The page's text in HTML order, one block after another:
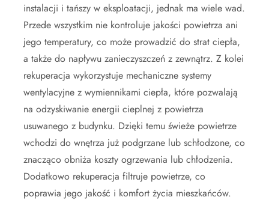
instalacji i tańszy w eksploatacji, jednak ma wiele wad.
Przede wszystkim nie kontroluje jakości powietrza ani
jego temperatury, co może prowadzić do strat ciepła,
a także do napływu zanieczyszczeń z zewnątrz. Z kolei
rekuperacja wykorzystuje mechaniczne systemy
wentylacyjne z wymiennikami ciepła, które pozwalają
na odzyskiwanie energii cieplnej z powietrza
usuwanego z budynku. Dzięki temu świeże powietrze
wchodzi do wnętrza już podgrzane lub schłodzone, co
znacząco obniża koszty ogrzewania lub chłodzenia.
Dodatkowo rekuperacja filtruje powietrze, co
poprawia jego jakość i komfort życia mieszkańców.